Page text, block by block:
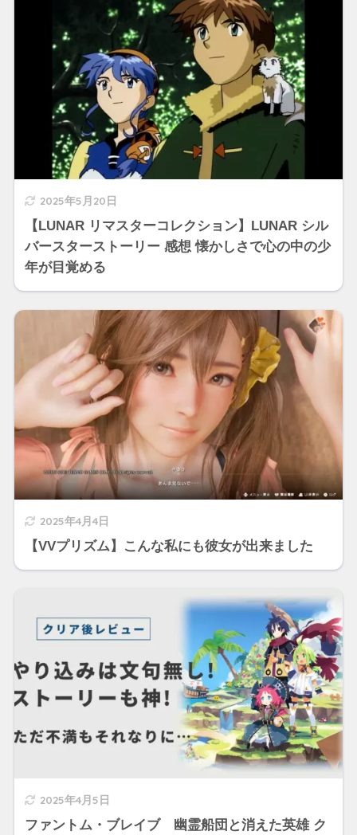
2025年5月20日
【LUNAR リマスターコレクション】LUNAR シル
バースターストーリー 感想 懐かしさで心の中の少
年が目覚める
2025年4月4日
【VVプリズム】こんな私にも彼女が出来ました
2025年4月5日
ファントム・ブレイブ 幽霊船団と消えた英雄 ク